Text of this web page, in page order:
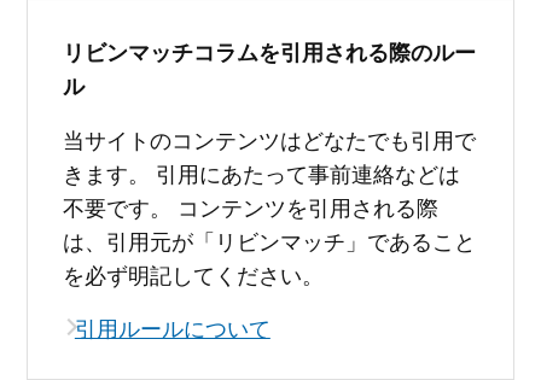
リビンマッチコラムを引用される際のルー
ル
当サイトのコンテンツはどなたでも引用で
きます。 引用にあたって事前連絡などは
不要です。 コンテンツを引用される際
は、引用元が「リビンマッチ」であること
を必ず明記してください。
引用ルールについて